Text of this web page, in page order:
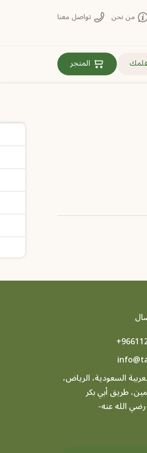
من نحن تواصل معنا
المتجر
السعودية، الرياض،
طريق أبي بكر
الله عنه-